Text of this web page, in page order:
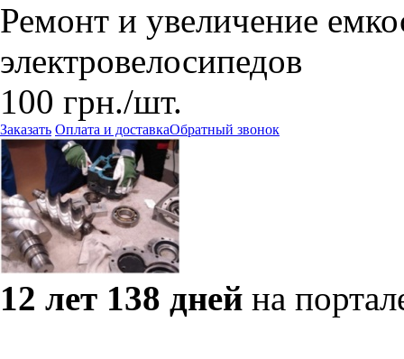
​Ремонт и увеличение
электровелосипедов
100 грн./шт.
Заказать Оплата и доставкаОбратный звонок
12 лет 138 дней на